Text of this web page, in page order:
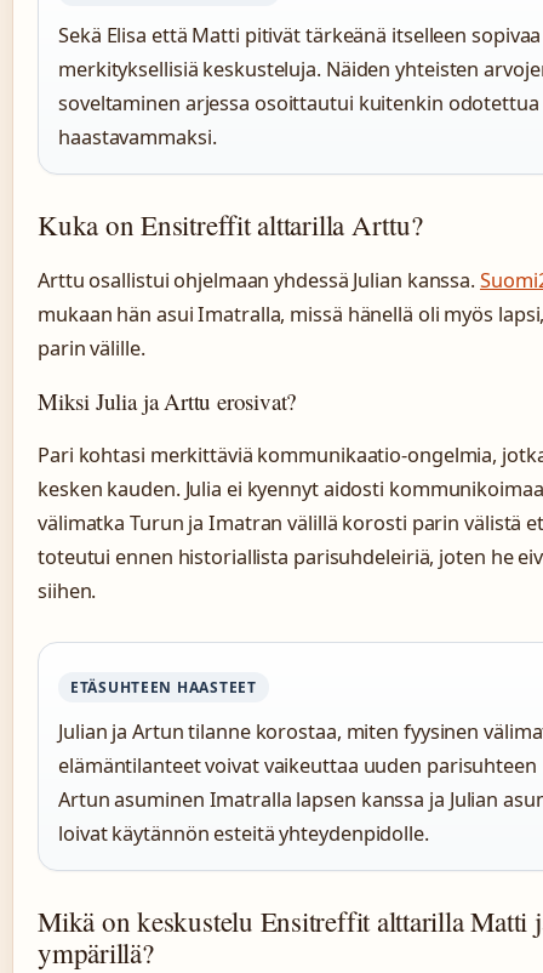
Sekä Elisa että Matti pitivät tärkeänä itselleen
merkityksellisiä keskusteluja. Näiden yhteisten
soveltaminen arjessa osoittautui kuitenkin odotettua
haastavammaksi.
Kuka on Ensitreffit alttarilla Arttu?
Arttu osallistui ohjelmaan yhdessä Julian kanssa.
mukaan hän asui Imatralla, missä hänellä oli myös
parin välille.
Miksi Julia ja Arttu erosivat?
Pari kohtasi merkittäviä kommunikaatio-ongelmia,
kesken kauden. Julia ei kyennyt aidosti
välimatka Turun ja Imatran välillä korosti parin välistä
toteutui ennen historiallista parisuhdeleiriä, joten he
siihen.
ETÄSUHTEEN HAASTEET
Julian ja Artun tilanne korostaa, miten fyysinen
elämäntilanteet voivat vaikeuttaa uuden
Artun asuminen Imatralla lapsen kanssa ja Julian
loivat käytännön esteitä yhteydenpidolle.
Mikä on keskustelu Ensitreffit alttarilla Matti
ympärillä?